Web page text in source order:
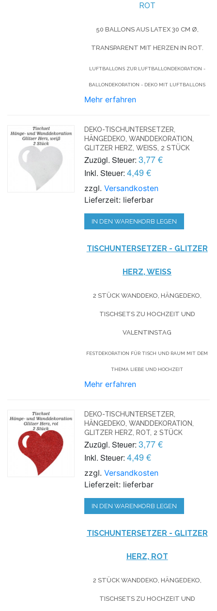
ROT
50 BALLONS AUS LATEX 30 CM Ø,
TRANSPARENT MIT HERZEN IN ROT.
LUFTBALLONS ZUR LUFTBALLONDEKORATION -
BALLONDEKORATION - DEKO MIT LUFTBALLONS
Mehr erfahren
DEKO-TISCHUNTERSETZER,
HÄNGEDEKO, WANDDEKORATION,
GLITZER HERZ, WEISS, 2 STÜCK
Zuzügl. Steuer: 3,77 €
Inkl. Steuer: 4,49 €
zzgl.Versandkosten
Lieferzeit: lieferbar
IN DEN WARENKORB LEGEN
TISCHUNTERSETZER - GLITZER
HERZ, WEISS
2 STÜCK WANDDEKO, HÄNGEDEKO,
TISCHSETS ZU HOCHZEIT UND
VALENTINSTAG
FESTDEKORATION FÜR TISCH UND RAUM MIT DEM
THEMA LIEBE UND HOCHZEIT
Mehr erfahren
DEKO-TISCHUNTERSETZER,
HÄNGEDEKO, WANDDEKORATION,
GLITZER HERZ, ROT, 2 STÜCK
Zuzügl. Steuer: 3,77 €
Inkl. Steuer: 4,49 €
zzgl.Versandkosten
Lieferzeit: lieferbar
IN DEN WARENKORB LEGEN
TISCHUNTERSETZER - GLITZER
HERZ, ROT
2 STÜCK WANDDEKO, HÄNGEDEKO,
TISCHSETS ZU HOCHZEIT UND